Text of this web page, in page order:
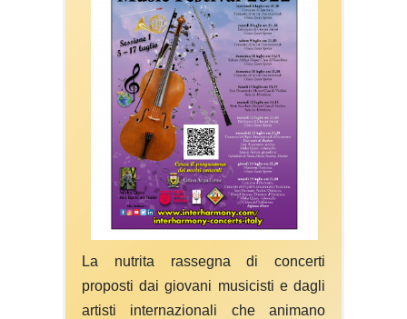
La nutrita rassegna di concerti
proposti dai giovani musicisti e dagli
artisti internazionali che animano